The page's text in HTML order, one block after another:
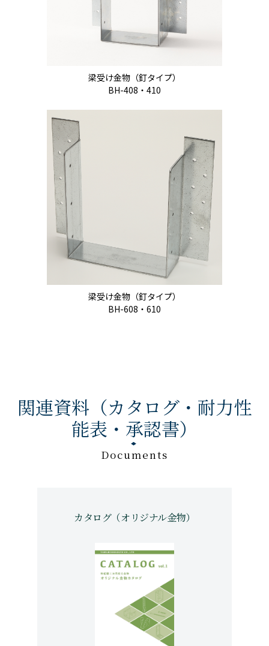
梁受け金物（釘タイプ）
BH-408・410
梁受け金物（釘タイプ）
BH-608・610
関連資料（カタログ・耐力性
能表・承認書）
Documents
カタログ（オリジナル金物）